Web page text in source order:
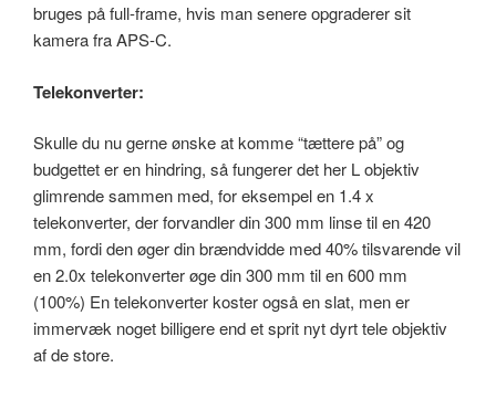
bruges på full-frame, hvis man senere opgraderer sit
kamera fra APS-C.
Telekonverter:
Skulle du nu gerne ønske at komme “tættere på” og
budgettet er en hindring, så fungerer det her L objektiv
glimrende sammen med, for eksempel en 1.4 x
telekonverter, der forvandler din 300 mm linse til en 420
mm, fordi den øger din brændvidde med 40% tilsvarende vil
en 2.0x telekonverter øge din 300 mm til en 600 mm
(100%) En telekonverter koster også en slat, men er
immervæk noget billigere end et sprit nyt dyrt tele objektiv
af de store.